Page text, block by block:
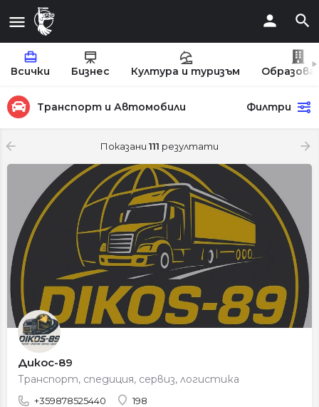
Всички Бизнес Култура и туризъм
Транспорт и Автомобили Филтри
Показани 111 резултати
Дикос-89
Транспорт, спедиция, сервиз, логистика
+359878525440 198